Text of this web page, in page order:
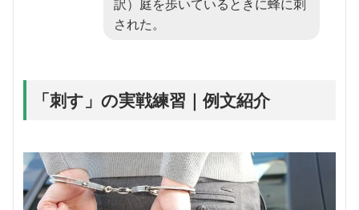
訳）庭を歩いているときに蜂に刺
された。
「刺す」の実戦練習｜例文紹介